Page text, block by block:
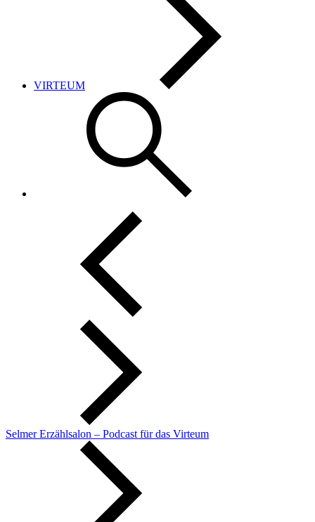
VIRTEUM
Selmer Erzählsalon – Podcast für das Virteum